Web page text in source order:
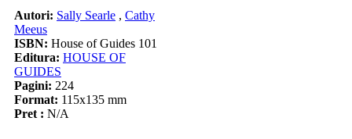
Autori: Sally Searle , Cathy
Meeus
ISBN: House of Guides 101
Editura: HOUSE OF
GUIDES
Pagini: 224
Format: 115x135 mm
Pret : N/A